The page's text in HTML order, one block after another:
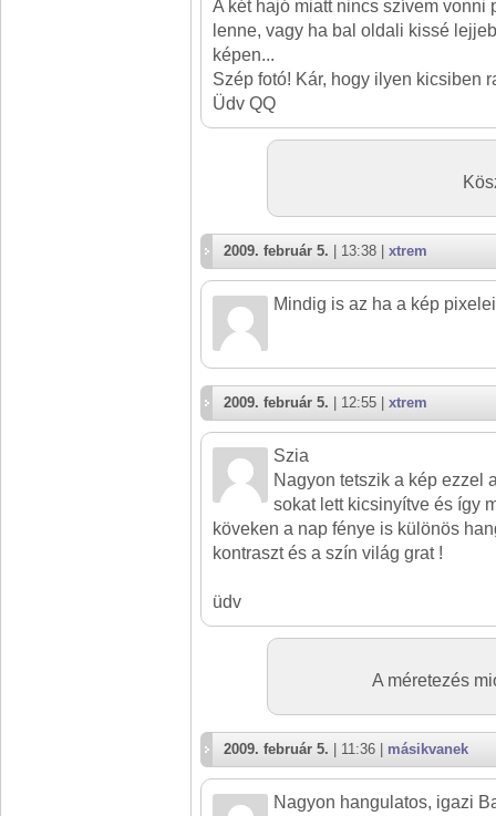
A két hajó miatt nincs szívem vonni
lenne, vagy ha bal oldali kissé
képen...
Szép fotó! Kár, hogy ilyen kicsiben
Üdv QQ
2009. február 5. | 13:38 | xtrem
Mindig is az ha a kép
2009. február 5. | 12:55 | xtrem
Szia
Nagyon tetszik a kép ezzel
sokat lett kicsinyítve és így
köveken a nap fénye is különös
kontraszt és a szín világ grat !
üdv
A méretezés
2009. február 5. | 11:36 | másikvanek
Nagyon hangulatos, igazi